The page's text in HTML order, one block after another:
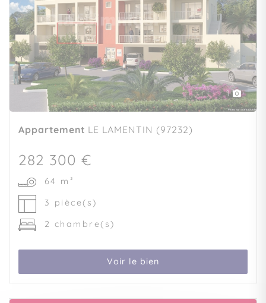
1
Appartement LE LAMENTIN (97232)
282 300 €
64 m²
3 pièce(s)
2 chambre(s)
Voir le bien